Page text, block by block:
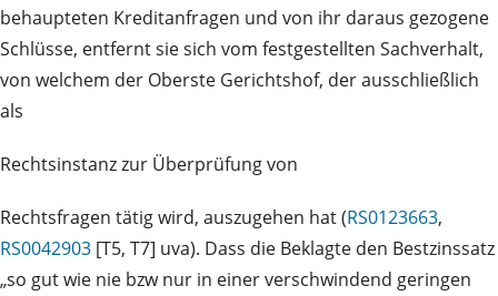
behaupteten Kreditanfragen und von ihr daraus gezogene
Schlüsse, entfernt sie sich vom festgestellten Sachverhalt,
von welchem der Oberste Gerichtshof, der ausschließlich
als
Rechtsinstanz zur Überprüfung von
Rechtsfragen tätig wird, auszugehen hat (RS0123663,
RS0042903 [T5, T7] uva). Dass die Beklagte den Bestzinssatz
„so gut wie nie bzw nur in einer verschwindend geringen